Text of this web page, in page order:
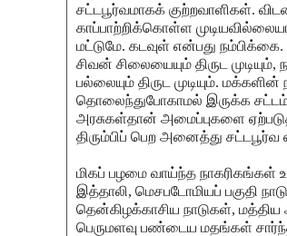
சட்டபூர்வமாகக் குற்றவாளிகள்.
காப்பாற்றிக்கொள்ள
மட்டுமே. கடவுள் என்பது நம்பிக்கை.
சிவன் சிலையையும் திருட முடியும்,
பல்லையும் திருட முடியும்.
தொலைந்துபோகாமல் இருக்க
அரசுகள்தான் அமைப்புகளை
திரும்பிப் பெற அனைத்து
மிகப் பழமை வாய்ந்த நாகரிகங்கள்
இத்தாலி, மெசபடோமியப் பகுதி
தென்கிழக்காசிய நாடுகள்,
பெருமளவு பண்டைய மதங்கள்